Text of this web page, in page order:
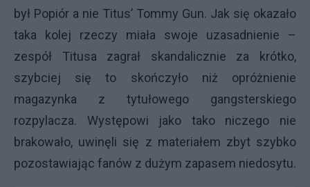
był Popiór a nie Titus’ Tommy Gun. Jak się okazało
taka kolej rzeczy miała swoje uzasadnienie –
zespół Titusa zagrał skandalicznie za krótko,
szybciej się to skończyło niż opróżnienie
magazynka z tytułowego gangsterskiego
rozpylacza. Występowi jako tako niczego nie
brakowało, uwinęli się z materiałem zbyt szybko
pozostawiając fanów z dużym zapasem niedosytu.